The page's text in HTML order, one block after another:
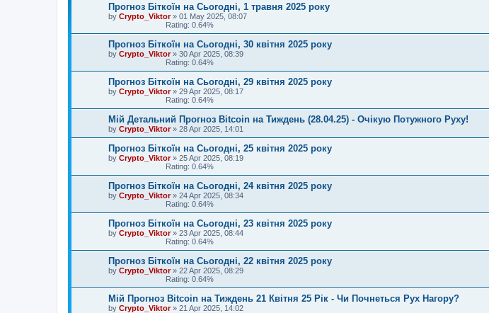
Прогноз Біткоїн на Сьогодні, 1 травня 2025 року
by Crypto_Viktor» 01 May 2025, 08:07
Rating: 0.64%
Прогноз Біткоїн на Сьогодні, 30 квітня 2025 року
by Crypto_Viktor» 30 Apr 2025, 08:39
Rating: 0.64%
Прогноз Біткоїн на Сьогодні, 29 квітня 2025 року
by Crypto_Viktor» 29 Apr 2025, 08:17
Rating: 0.64%
Мій Детальний Прогноз Bitcoin на Тиждень (28.04.25) - Очікую Потужного Руху!
by Crypto_Viktor» 28 Apr 2025, 14:01
Прогноз Біткоїн на Сьогодні, 25 квітня 2025 року
by Crypto_Viktor» 25 Apr 2025, 08:19
Rating: 0.64%
Прогноз Біткоїн на Сьогодні, 24 квітня 2025 року
by Crypto_Viktor» 24 Apr 2025, 08:34
Rating: 0.64%
Прогноз Біткоїн на Сьогодні, 23 квітня 2025 року
by Crypto_Viktor» 23 Apr 2025, 08:44
Rating: 0.64%
Прогноз Біткоїн на Сьогодні, 22 квітня 2025 року
by Crypto_Viktor» 22 Apr 2025, 08:29
Rating: 0.64%
Мій Прогноз Bitcoin на Тиждень 21 Квітня 25 Рік - Чи Почнеться Рух Нагору?
by Crypto_Viktor» 21 Apr 2025, 14:02